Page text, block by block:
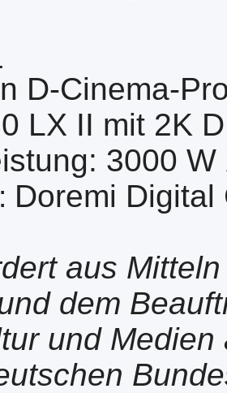
D-Cinema-
LX II mit 2K
3000 W
Doremi
aus
dem
und